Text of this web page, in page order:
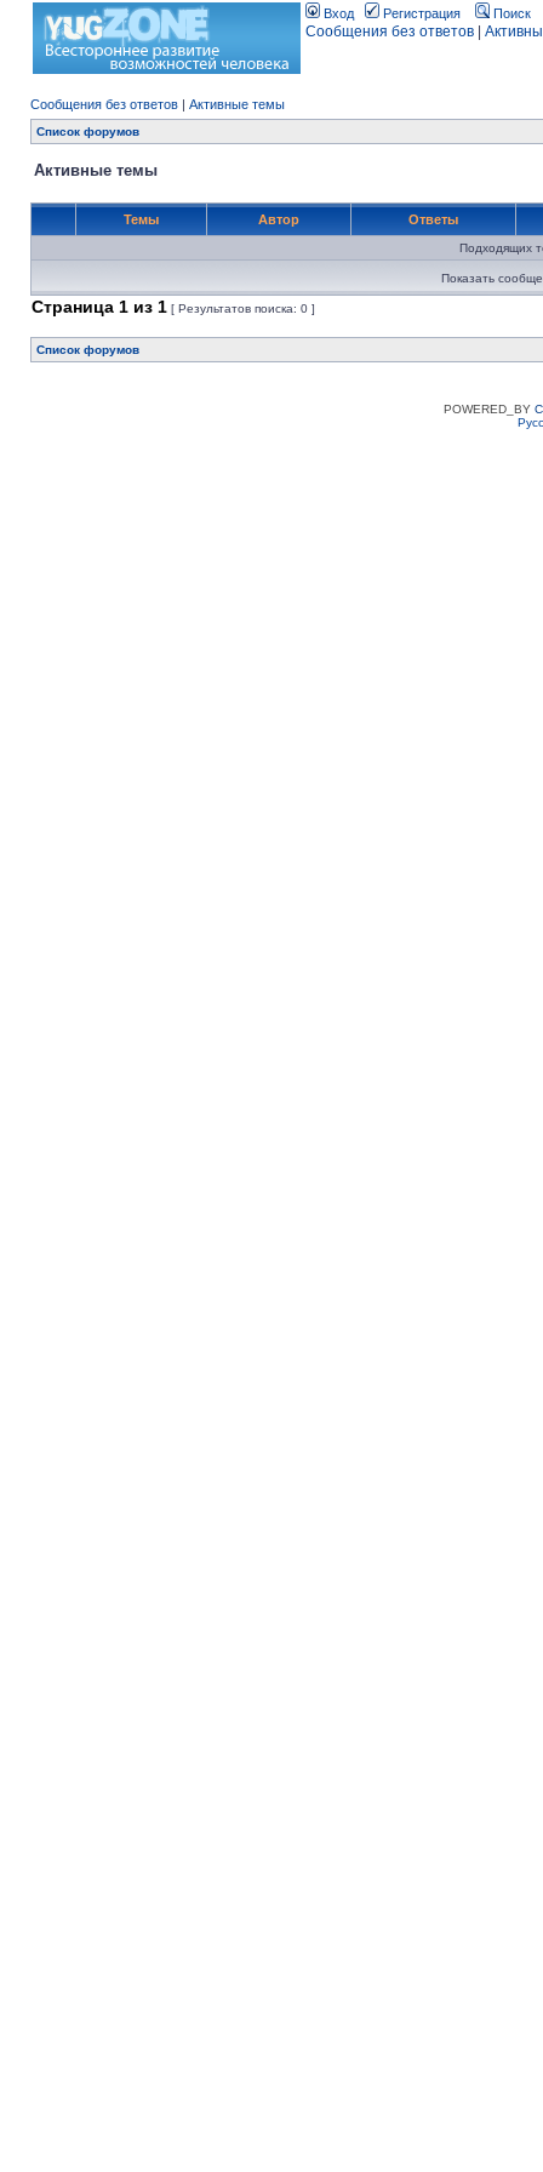
Вход Регистрация Поиск
Сообщения без ответов
Сообщения без ответов | Активные темы
Список форумов
Активные темы
Темы Автор Ответы
Подходящих
Показать
Страница 1 из 1 [ Результатов поиска: 0 ]
Список форумов
POWERED_BY